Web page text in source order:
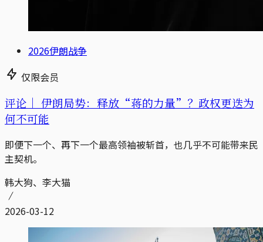
2026伊朗战争
仅限会员
评论｜ 伊朗局势：释放“蒋的力量”？政权更迭为
何不可能
即便下一个、再下一个最高领袖被斩首，也几乎不可能带来民
主契机。
韩大狗、李大猫
2026-03-12